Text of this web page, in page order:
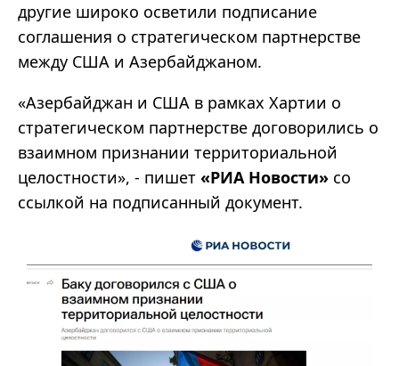
другие широко осветили подписание
соглашения о стратегическом партнерстве
между США и Азербайджаном.
«Азербайджан и США в рамках Хартии о
стратегическом партнерстве договорились о
взаимном признании территориальной
целостности», - пишет «РИА Новости» со
ссылкой на подписанный документ.